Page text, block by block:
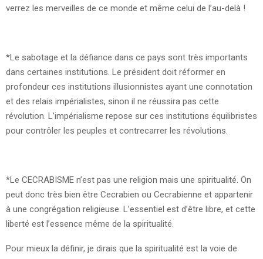
verrez les merveilles de ce monde et même celui de l’au-delà !
*Le sabotage et la défiance dans ce pays sont très importants
dans certaines institutions. Le président doit réformer en
profondeur ces institutions illusionnistes ayant une connotation
et des relais impérialistes, sinon il ne réussira pas cette
révolution. L’impérialisme repose sur ces institutions équilibristes
pour contrôler les peuples et contrecarrer les révolutions.
*Le CECRABISME n’est pas une religion mais une spiritualité. On
peut donc très bien être Cecrabien ou Cecrabienne et appartenir
à une congrégation religieuse. L’essentiel est d’être libre, et cette
liberté est l’essence même de la spiritualité.
Pour mieux la définir, je dirais que la spiritualité est la voie de